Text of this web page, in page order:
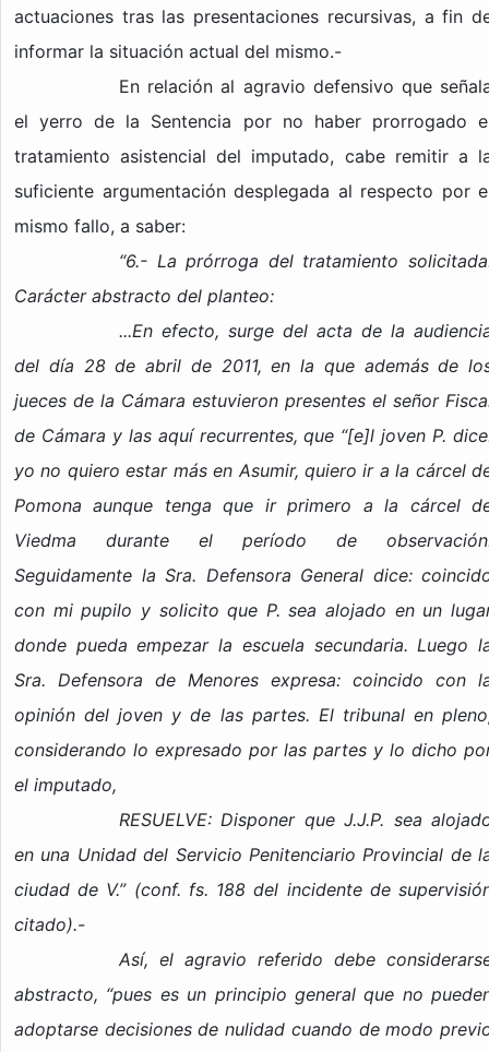
actuaciones tras las presentaciones recursivas, a fin
informar la situación actual del mismo.-
En relación al agravio defensivo que
el yerro de la Sentencia por no haber prorrogado
tratamiento asistencial del imputado, cabe remitir a
suficiente argumentación desplegada al respecto por
mismo fallo, a saber:
“6.- La prórroga del tratamiento
Carácter abstracto del planteo:
...En efecto, surge del acta de la
del día 28 de abril de 2011, en la que además de
jueces de la Cámara estuvieron presentes el señor
de Cámara y las aquí recurrentes, que “[e]l joven P.
yo no quiero estar más en Asumir, quiero ir a la cárcel
Pomona aunque tenga que ir primero a la cárcel
Viedma durante el período de
Seguidamente la Sra. Defensora General dice:
con mi pupilo y solicito que P. sea alojado en un
donde pueda empezar la escuela secundaria. Luego
Sra. Defensora de Menores expresa: coincido con
opinión del joven y de las partes. El tribunal en
considerando lo expresado por las partes y lo dicho
el imputado,
RESUELVE: Disponer que J.J.P. sea
en una Unidad del Servicio Penitenciario Provincial de
ciudad de V.” (conf. fs. 188 del incidente de
citado).-
Así, el agravio referido debe
abstracto, “pues es un principio general que no
adoptarse decisiones de nulidad cuando de modo